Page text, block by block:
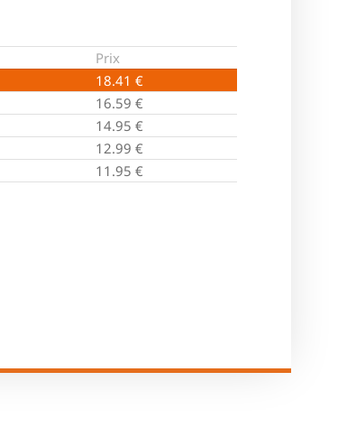
Prix
18.41 €
16.59 €
14.95 €
12.99 €
11.95 €